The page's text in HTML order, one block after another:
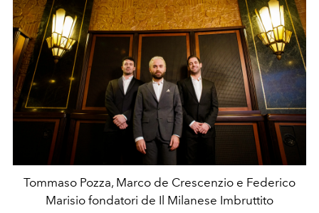
Tommaso Pozza, Marco de Crescenzio e Federico
Marisio fondatori de Il Milanese Imbruttito